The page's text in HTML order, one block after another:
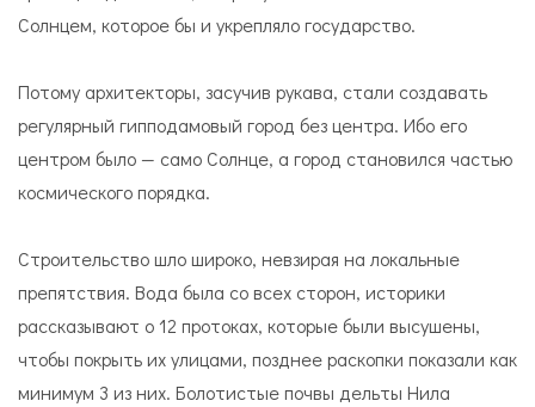
Солнцем, которое бы и укрепляло государство.
Потому архитекторы, засучив рукава, стали создавать
регулярный гипподамовый город без центра. Ибо его
центром было — само Солнце, а город становился частью
космического порядка.
Строительство шло широко, невзирая на локальные
препятствия. Вода была со всех сторон, историки
рассказывают о 12 протоках, которые были высушены,
чтобы покрыть их улицами, позднее раскопки показали как
минимум 3 из них. Болотистые почвы дельты Нила